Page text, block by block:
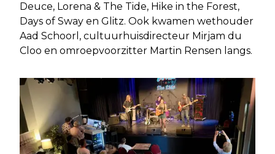
Deuce, Lorena & The Tide, Hike in the Forest,
Days of Sway en Glitz. Ook kwamen wethouder
Aad Schoorl, cultuurhuisdirecteur Mirjam du
Cloo en omroepvoorzitter Martin Rensen langs.